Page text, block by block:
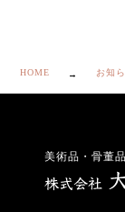
HOME お知
美術品・骨董